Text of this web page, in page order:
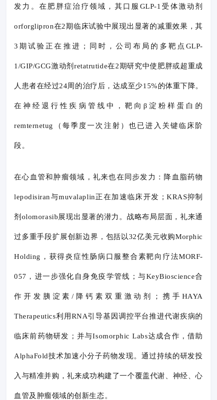
发力。在肥胖症治疗领域，其口服GLP-1受体激动剂
orforglipron在2期临床试验中展现出显著的减重效果，其
3期试验正在推进；同时，公司布局的多靶点GLP-
1/GIP/GCG激动剂retatrutide在2期研究中使肥胖或超重成
人患者在经过24周的治疗后，达成至少15%的体重下降。
在神经退行性疾病管线中，靶向β淀粉样蛋白的
remternetug（每季度一次注射）也已进入关键临床阶
段。
在心血管和肿瘤领域，礼来也在同步发力：降血脂药物
lepodisiran与muvalaplin正在加速临床开发；KRAS抑制
剂olomorasib展现出显著的潜力。战略布局层面，礼来通
过多重手段扩展创新边界，包括以32亿美元收购Morphic
Holding，获得炎症性肠病口服整合素靶向疗法MORF-
057，进一步强化自身免疫学管线；与KeyBioscience合
作开发胰淀素/降钙素双重激动剂；携手HAYA
Therapeutics利用RNA引导基因调控平台推进代谢疾病的
临床前药物研发；并与Isomorphic Labs达成合作，借助
AlphaFold技术加速小分子药物发现。通过持续的研发投
入与精准并购，礼来成功构建了一个覆盖代谢、神经、心
血管及肿瘤领域的创新生态。